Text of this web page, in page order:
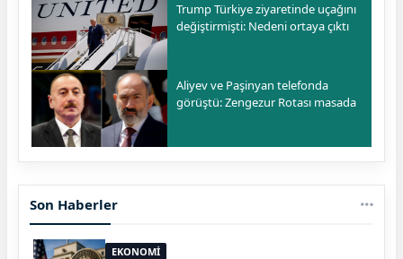
Trump Türkiye ziyaretinde uçağını
değiştirmişti: Nedeni ortaya çıktı
Aliyev ve Paşinyan telefonda
görüştü: Zengezur Rotası masada
Son Haberler
EKONOMİ